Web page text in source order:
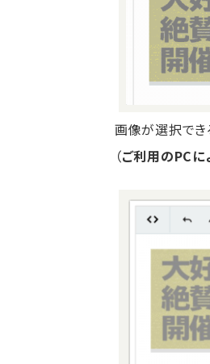
画像が選択でき
（ご利用のPCに